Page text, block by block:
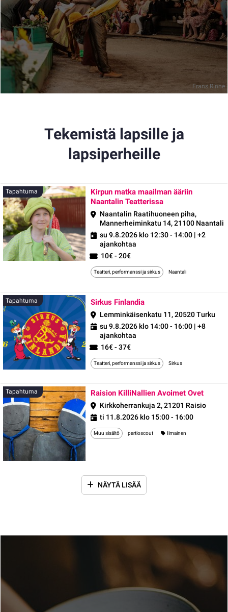
Frans Rinne
Tekemistä lapsille ja
lapsiperheille
Tapahtuma
Kirpun matka maailman ääriin
Naantalin Teatterissa
Naantalin Raatihuoneen piha,
Mannerheiminkatu 14, 21100 Naantali
su 9.8.2026 klo 12:30 - 14:00 | +2
ajankohtaa
10€ - 20€
Teatteri, performanssi ja sirkus Naantali
Tapahtuma Sirkus FinlandiaTapahtuma
Lemminkäisenkatu 11, 20520 Turku
su 9.8.2026 klo 14:00 - 16:00 | +8
ajankohtaa
16€ - 37€
Teatteri, performanssi ja sirkus Sirkus
Tapahtuma Raision KilliNallien Avoimet Ovet
Kirkkoherrankuja 2, 21201 Raisio
ti 11.8.2026 klo 15:00 - 16:00
Muu sisältö partioscout Ilmainen
NÄYTÄ LISÄÄ